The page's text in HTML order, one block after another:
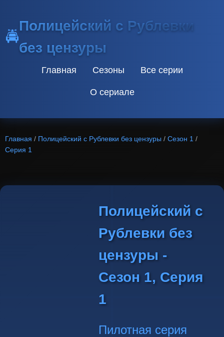
🚔
Полицейский с Рублевки
без цензуры
Главная Сезоны Все серии
О сериале
Главная / Полицейский с Рублевки без цензуры / Сезон 1 /
Серия 1
Полицейский с
Рублевки без
цензуры -
Сезон 1, Серия
1
Пилотная серия